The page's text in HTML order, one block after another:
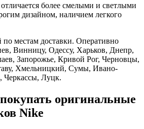
более смелыми и светлыми
дизайном, наличием легкого
по местам доставки. Оперативно
Винницу, Одессу, Харьков, Днепр,
Запорожье, Кривой Рог, Черновцы,
Хмельницкий, Сумы, Ивано-
Черкассы, Луцк.
оригинальные
Nike